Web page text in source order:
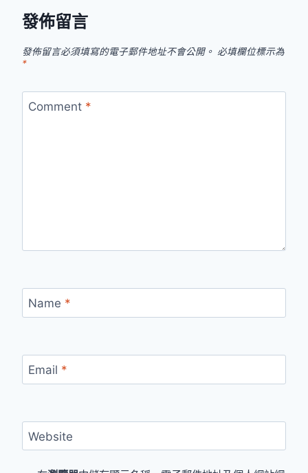
發佈留言
發佈留言必須填寫的電子郵件地址不會公開。 必填欄位標示為
*
Comment *
Name *
Email *
Website